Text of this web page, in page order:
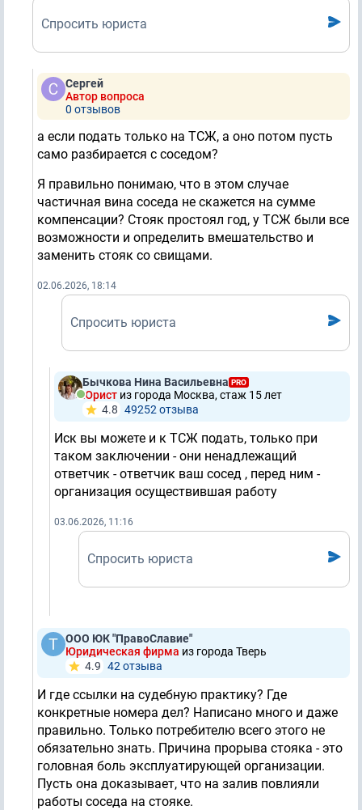
Спросить юриста
Сергей
Автор вопроса
0 отзывов
а если подать только на ТСЖ, а оно потом пусть
само разбирается с соседом?
Я правильно понимаю, что в этом случае
частичная вина соседа не скажется на сумме
компенсации? Стояк простоял год, у ТСЖ были все
возможности и определить вмешательство и
заменить стояк со свищами.
02.06.2026, 18:14
Спросить юриста
Бычкова Нина Васильевна PRO
Юрист из города Москва, стаж 15 лет
4.8 49252 отзывa
Иск вы можете и к ТСЖ подать, только при
таком заключении - они ненадлежащий
ответчик - ответчик ваш сосед , перед ним -
организация осуществившая работу
03.06.2026, 11:16
Спросить юриста
ООО ЮК "ПравоСлавие"
Юридическая фирма из города Тверь
4.9 42 отзывa
И где ссылки на судебную практику? Где
конкретные номера дел? Написано много и даже
правильно. Только потребителю всего этого не
обязательно знать. Причина прорыва стояка - это
головная боль эксплуатирующей организации.
Пусть она доказывает, что на залив повлияли
работы соседа на стояке.